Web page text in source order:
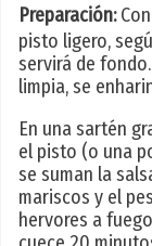
Preparación:
pisto ligero,
servirá de
limpia, se
En una sartén
el pisto (o una
se suman la
mariscos y el
hervores a